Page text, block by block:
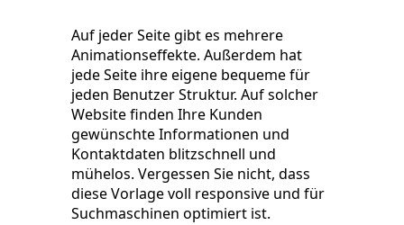
Auf jeder Seite gibt es mehrere
Animationseffekte. Außerdem hat
jede Seite ihre eigene bequeme für
jeden Benutzer Struktur. Auf solcher
Website finden Ihre Kunden
gewünschte Informationen und
Kontaktdaten blitzschnell und
mühelos. Vergessen Sie nicht, dass
diese Vorlage voll responsive und für
Suchmaschinen optimiert ist.